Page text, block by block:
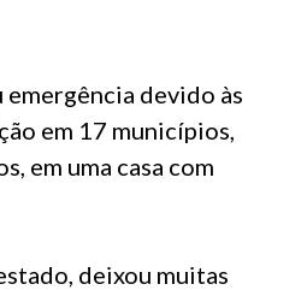
devido às
em 17 municípios,
em uma casa com
deixou muitas